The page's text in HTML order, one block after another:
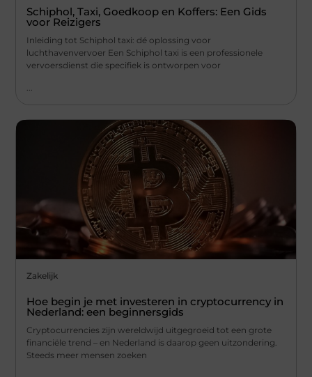
Schiphol, Taxi, Goedkoop en Koffers: Een Gids
voor Reizigers
Inleiding tot Schiphol taxi: dé oplossing voor
luchthavenvervoer Een Schiphol taxi is een professionele
vervoersdienst die specifiek is ontworpen voor
Zakelijk
Hoe begin je met investeren in cryptocurrency in
Nederland: een beginnersgids
Cryptocurrencies zijn wereldwijd uitgegroeid tot een grote
financiële trend – en Nederland is daarop geen uitzondering.
Steeds meer mensen zoeken